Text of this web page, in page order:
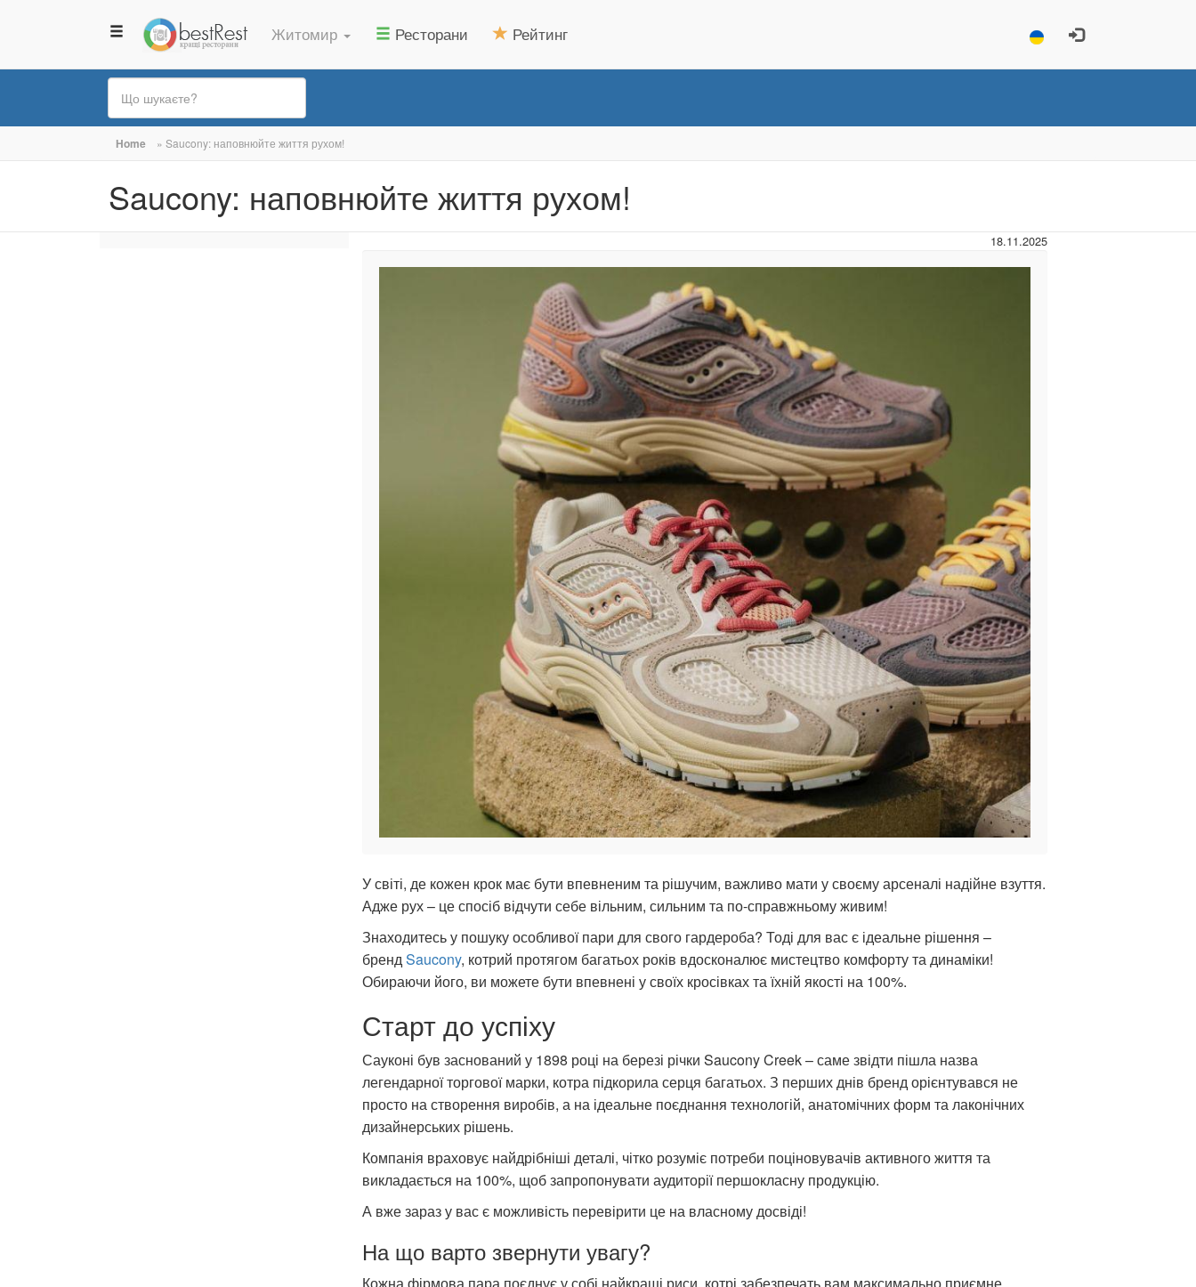
Житомир Ресторани Рейтинг
Ви
є
тут
Home » Saucony: наповнюйте життя рухом!
Saucony: наповнюйте життя рухом!
18.11.2025
У світі, де кожен крок має бути впевненим та рішучим, важливо мати у своєму арсеналі надійне взуття.
Адже рух – це спосіб відчути себе вільним, сильним та по-справжньому живим!
Знаходитесь у пошуку особливої пари для свого гардероба? Тоді для вас є ідеальне рішення –
бренд Saucony, котрий протягом багатьох років вдосконалює мистецтво комфорту та динаміки!
Обираючи його, ви можете бути впевнені у своїх кросівках та їхній якості на 100%.
Старт до успіху
Сауконі був заснований у 1898 році на березі річки Saucony Creek – саме звідти пішла назва
легендарної торгової марки, котра підкорила серця багатьох. З перших днів бренд орієнтувався не
просто на створення виробів, а на ідеальне поєднання технологій, анатомічних форм та лаконічних
дизайнерських рішень.
Компанія враховує найдрібніші деталі, чітко розуміє потреби поціновувачів активного життя та
викладається на 100%, щоб запропонувати аудиторії першокласну продукцію.
А вже зараз у вас є можливість перевірити це на власному досвіді!
На що варто звернути увагу?
Кожна фірмова пара поєднує у собі найкращі риси, котрі забезпечать вам максимально приємне